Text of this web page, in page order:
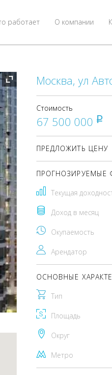
О компании
работает
Москва, ул
Стоимость
67 500 000 pуб
ПРЕДЛОЖИТЬ ЦЕНУ
ПРОГНОЗИРУЕМЫЕ
Текущая
Доход в месяц
Окупаемость
Арендатор
ОСНОВНЫЕ
Тип
Площадь
Округ
Метро